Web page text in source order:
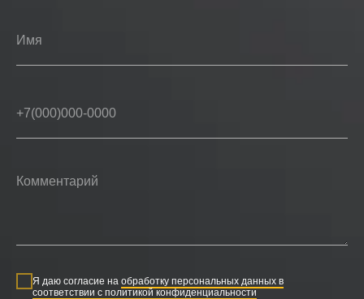
Я даю согласие на обработку персональных данных в
соответствии с политикой конфиденциальности